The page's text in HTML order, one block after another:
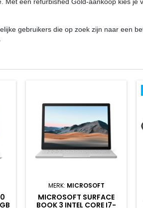
gebruikers die op zoek zijn naar een
MERK: MICROSOFT
MICROSOFT SURFACE
BOOK 3 INTEL CORE I7-